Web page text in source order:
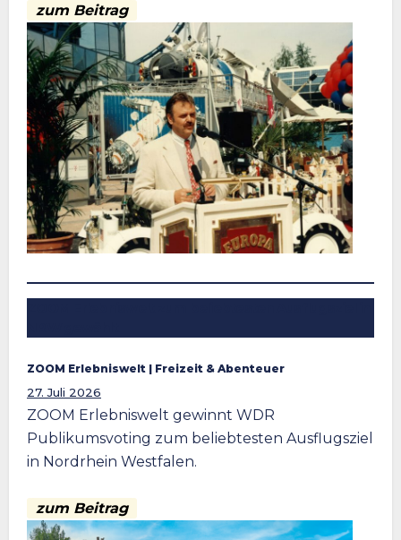
zum Beitrag
ZOOM Erlebniswelt | Freizeit & Abenteuer
27. Juli 2026
ZOOM Erlebniswelt gewinnt WDR
Publikumsvoting zum beliebtesten Ausflugsziel
in Nordrhein Westfalen.
zum Beitrag